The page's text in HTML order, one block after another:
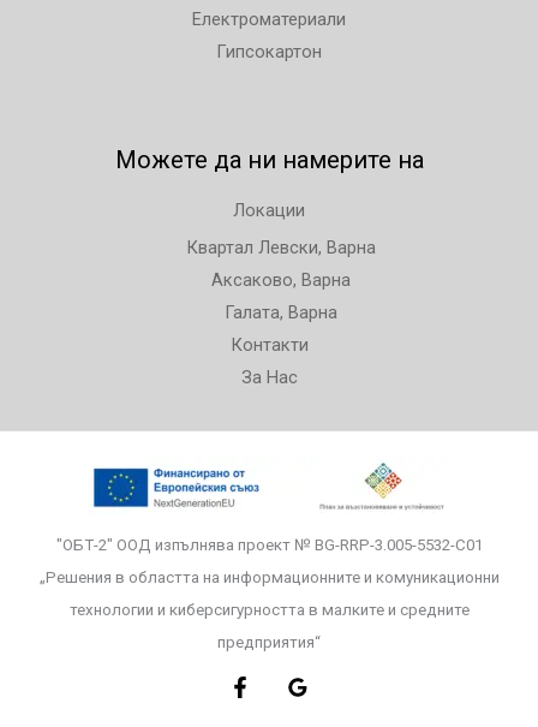
Електроматериали
Гипсокартон
Можете да ни намерите на
Локации
Квартал Левски, Варна
Аксаково, Варна
Галата, Варна
Контакти
За Нас
"ОБТ-2" ООД изпълнява проект № BG-RRP-3.005-5532-С01
„Решения в областта на информационните и комуникационни
технологии и киберсигурността в малките и средните
предприятия“